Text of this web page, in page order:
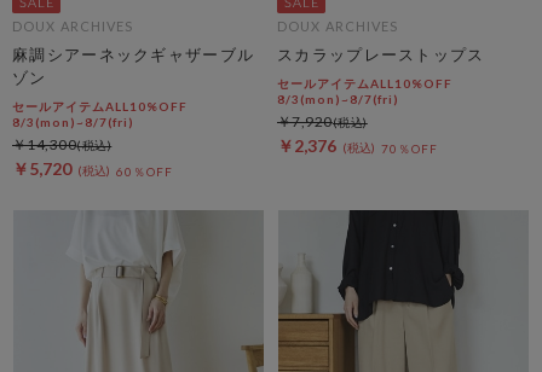
DOUX ARCHIVES
麻調シアーネックギャザーブル
ゾン
セールアイテムALL10%OFF
8/3(mon)~8/7(fri)
￥5,720 60％OFF
￥14,300
DOUX ARCHIVES
スカラップレーストップス
セールアイテムALL10%OFF
8/3(mon)~8/7(fri)
￥2,376 70％OFF
￥7,920